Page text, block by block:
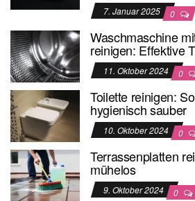
7. Januar 2025 0
Waschmaschine
reinigen: Effektive
11. Oktober 2024 0
Toilette reinigen:
hygienisch sauber
10. Oktober 2024 0
Terrassenplatten
mühelos
9. Oktober 2024 0